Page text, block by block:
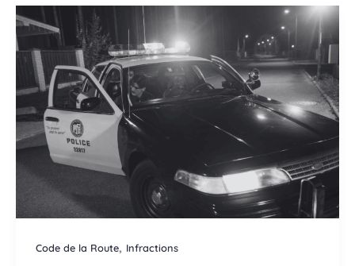
Code de la Route, Infractions